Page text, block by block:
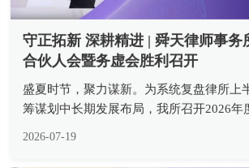
守正拓新 深耕精进 | 舜天律师事务所2026年年中
合伙人会暨务虚会胜利召开
盛夏时节，聚力谋新。为系统复盘律所上
筹谋划中长期发展布局，我所召开2026年
持，全体合伙人齐聚会场，以复盘总结夯
2026-07-19